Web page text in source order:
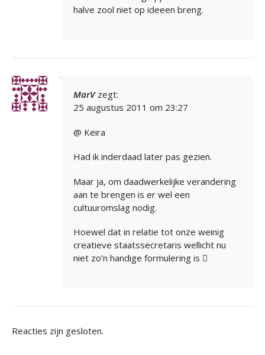
halve zool niet op ideeen breng.
MarV zegt:
25 augustus 2011 om 23:27
@ Keira
Had ik inderdaad later pas gezien.
Maar ja, om daadwerkelijke verandering
aan te brengen is er wel een
cultuuromslag nodig.
Hoewel dat in relatie tot onze weinig
creatieve staatssecretaris wellicht nu
niet zo’n handige formulering is 
Reacties zijn gesloten.